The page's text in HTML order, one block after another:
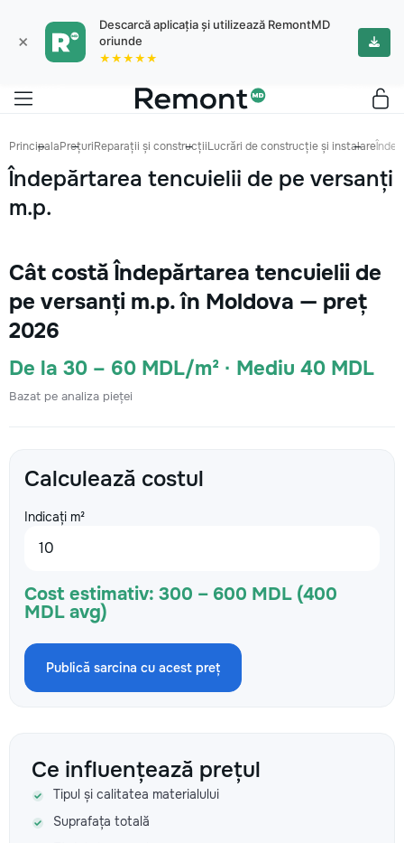
×
Descarcă aplicația și utilizează RemontMD
oriunde
★★★★★
PrincipalaPrețuriReparații și construcțiiLucrări de construcție și instalare
Îndepărtarea tencuielii de pe versanți
m.p.
Cât costă Îndepărtarea tencuielii de
pe versanți m.p. în Moldova — preț
2026
De la 30 – 60 MDL/m² · Mediu 40 MDL
Bazat pe analiza pieței
Calculează costul
Indicați m²
Cost estimativ: 300 – 600 MDL (400
MDL avg)
Publică sarcina cu acest preț
Ce influențează prețul
Tipul și calitatea materialului
Suprafața totală